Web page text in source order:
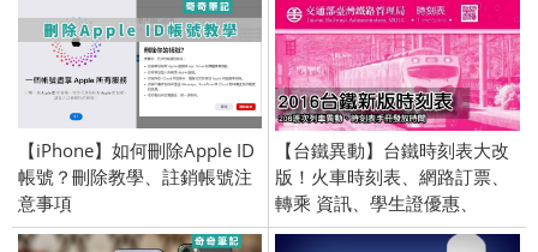
2015/12/25
【iPhone】如何刪除Apple ID
帳號？刪除教學、註銷帳號注
意事項
【台鐵異動】台鐵時刻表大改
版！火車時刻表、網路訂票、
轉乘 資訊、學生證優惠、
Android／iPhone iOS、高